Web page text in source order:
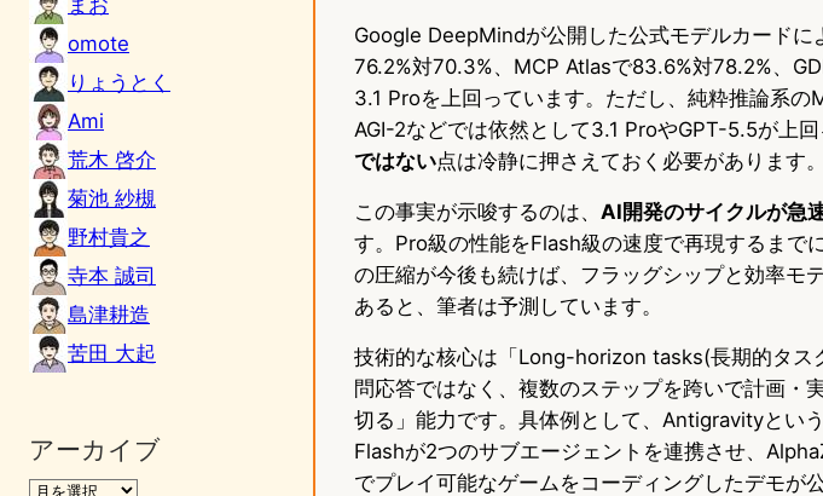
omote
りょうとく
Ami
荒木 啓介
菊池 紗槻
野村貴之
寺本 誠司
島津耕造
苦田 大起
アーカイブ
Google DeepMindが公開した公式モデルカード
76.2%対70.3%、MCP Atlasで83.6%対78.2%、
3.1 Proを上回っています。ただし、純粋推論系の
AGI-2などでは依然として3.1 ProやGPT-5.5が上回
ではない点は冷静に押さえておく必要があります。
この事実が示唆するのは、 AI開発のサイクルが急
す。Pro級の性能をFlash級の速度で再現するまで
の圧縮が今後も続けば、フラッグシップと効率モ
あると、筆者は予測しています。
技術的な核心は「Long-horizon tasks(長期的タス
問応答ではなく、複数のステップを跨いで計画・
切る」能力です。具体例として、Antigravityとい
Flashが2つのサブエージェントを連携させ、
でプレイ可能なゲームをコーディングしたデモが